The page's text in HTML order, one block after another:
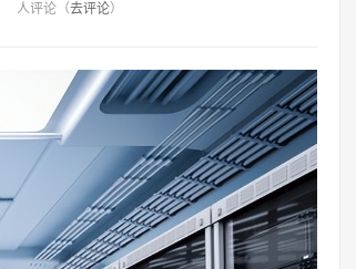
人评论（去评论）